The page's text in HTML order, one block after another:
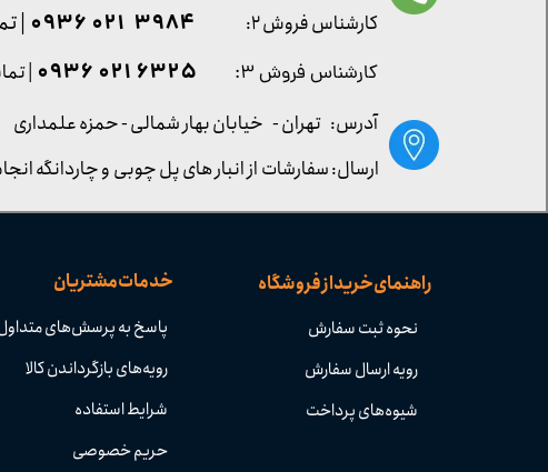
راهنمای خرید از فروشگاه
نحوه ثبت سفارش
رویه ارسال سفارش
شیوه‌های پرداخت
خدمات مشتریان
پاسخ به پرسش‌های
رویه‌های بازگرداندن کالا
شرایط استفاده
حریم خصوصی
کارشناس فروش ۳: ۶۳۲۵ ۰۲۱ ۰۹۳۶ |
آدرس: تهران - خیابان بهار شمالی - حمزه علمداری
کارشناس فروش ۲:
۳۹۸۴ ۰۲۱ ۰۹۳۶ |
ارسال: سفارشات از انبار های پل چوبی و چاردانگه